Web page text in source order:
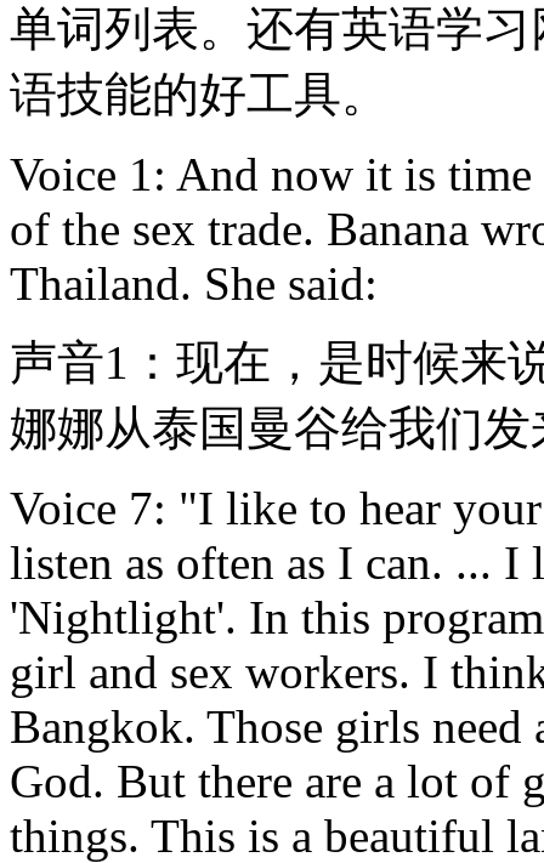
单词列表。还有英语学
语技能的好工具。
Voice 1: And now it is
of the sex trade. Banana
Thailand. She said:
声音1：现在，是时候来
娜娜从泰国曼谷给我们
Voice 7: "I like to hear
listen as often as I can. ...
'Nightlight'. In this
girl and sex workers. I
Bangkok. Those girls need
God. But there are a lot of
things. This is a beautiful